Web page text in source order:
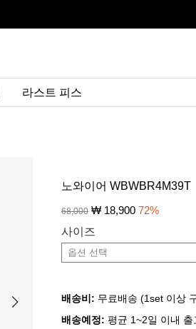
라스트 피스
노와이어 WBWBR4M39T
68,000 ₩ 18,900 72%
사이즈
배송비: 무료배송 (1set 이상
배송예정: 평균 1~2일 이내